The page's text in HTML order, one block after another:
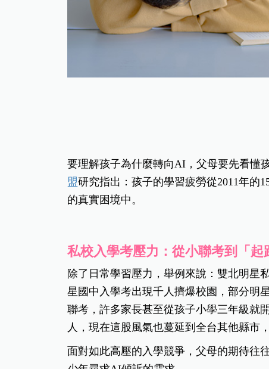
要理解孩子為什麼轉向AI，父母要先看懂
盟研究指出：孩子的學習疲勞從2011年的
的真實困境中。
私校入學考壓力：從小聯考到「起
除了日常學習壓力，舉例來說：雙北明星
星國中入學考出現千人擠爆校園，部分明
聯考，許多家長甚至從孩子小學三年級就
人，現在這股風氣也蔓延到全台其他縣市
面對如此高壓的入學競爭，父母的期待往